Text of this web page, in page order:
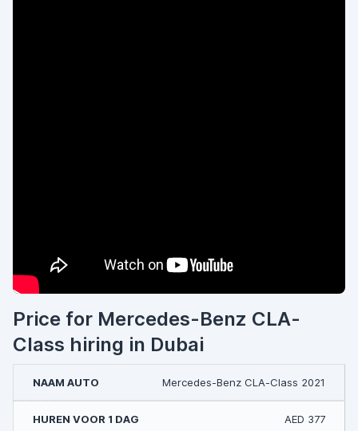
Price for Mercedes-Benz CLA-
Class hiring in Dubai
Mercedes-Benz CLA-Class 2021
AED 377